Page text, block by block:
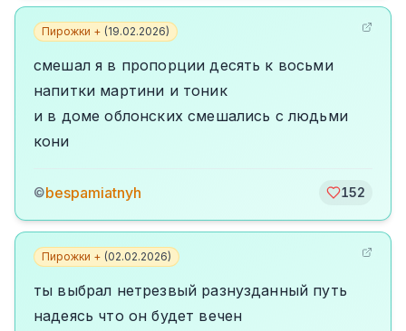
Пирожки + (19.02.2026)
смешал я в пропорции десять к восьми
напитки мартини и тоник
и в доме облонских смешались с людьми
кони
©bespamiatnyh 152
Пирожки + (02.02.2026)
ты выбрал нетрезвый разнузданный путь
надеясь что он будет вечен